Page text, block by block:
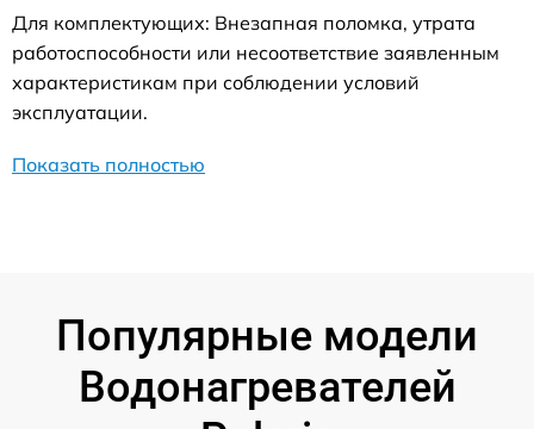
Для комплектующих: Внезапная поломка, утрата
работоспособности или несоответствие заявленным
характеристикам при соблюдении условий
эксплуатации.
Показать полностью
Популярные модели
Водонагревателей